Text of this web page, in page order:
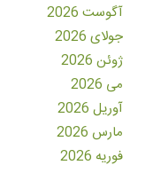
آگوست 2026
جولای 2026
ژوئن 2026
می 2026
آوریل 2026
مارس 2026
فوریه 2026